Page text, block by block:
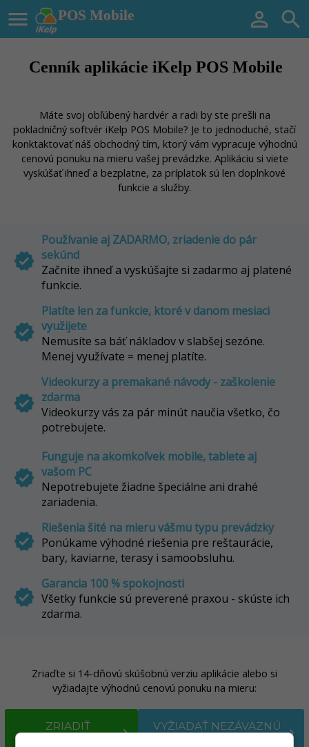
POS Mobile
  
Cenník aplikácie iKelp POS Mobile
Máte svoj obľúbený hardvér a radi by ste prešli na
pokladničný softvér iKelp POS Mobile? Je to jednoduché, stačí
konktaktovať náš obchodný tím, ktorý vám vypracuje výhodnú
cenovú ponuku na mieru vašej prevádzke. Aplikáciu si viete
vyskúšať ihneď a bezplatne, za príplatok sú len doplnkové
funkcie a služby.
verified
Používanie aj ZADARMO, zriadenie do pár
sekúnd
Začnite ihneď a vyskúšajte si zadarmo aj platené
funkcie.
verified
Platíte len za funkcie, ktoré v danom mesiaci
využijete
Nemusíte sa báť nákladov v slabšej sezóne.
Menej využívate = menej platíte.
verified
Videokurzy a premakané návody - zaškolenie
zdarma
Videokurzy vás za pár minút naučia všetko, čo
potrebujete.
verified
Funguje na akomkoľvek mobile, tablete aj
vašom PC
Nepotrebujete žiadne špeciálne ani drahé
zariadenia.
verified
Riešenia šité na mieru vášmu typu prevádzky
Ponúkame výhodné riešenia pre reštaurácie,
bary, kaviarne, terasy i samoobsluhu.
verified
Garancia 100 % spokojnosti
Všetky funkcie sú preverené praxou - skúste ich
zdarma.
Zriaďte si 14-dňovú skúšobnú verziu aplikácie alebo si
vyžiadajte výhodnú cenovú ponuku na mieru:
ZRIADIŤ
IKELP POS MOBILE
VYŽIADAŤ NEZÁVÄZNÚ